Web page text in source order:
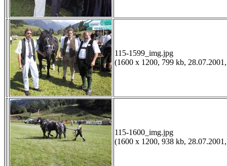
115-1599_img.jpg
(1600 x 1200, 799 kb,
115-1600_img.jpg
(1600 x 1200, 938 kb,